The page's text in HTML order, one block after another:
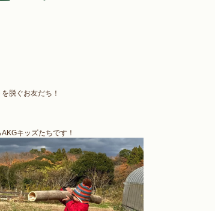
脱ぐお友だち！
キッズたちです！